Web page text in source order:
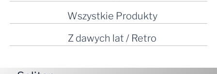
Wszystkie Produkty
Z dawych lat / Retro